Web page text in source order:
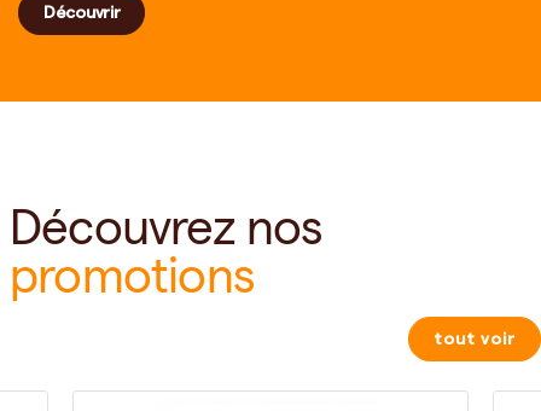
Découvrir
Découvrez nos
promotions
tout voir